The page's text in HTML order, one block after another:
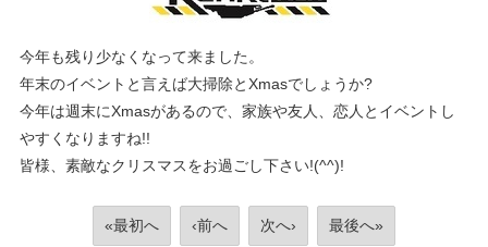
今年も残り少なくなって来ました。
年末のイベントと言えば大掃除とXmasでしょうか?
今年は週末にXmasがあるので、家族や友人、恋人とイベントし
やすくなりますね!!
皆様、素敵なクリスマスをお過ごし下さい!(^^)!
«最初へ ‹前へ 次へ› 最後へ»